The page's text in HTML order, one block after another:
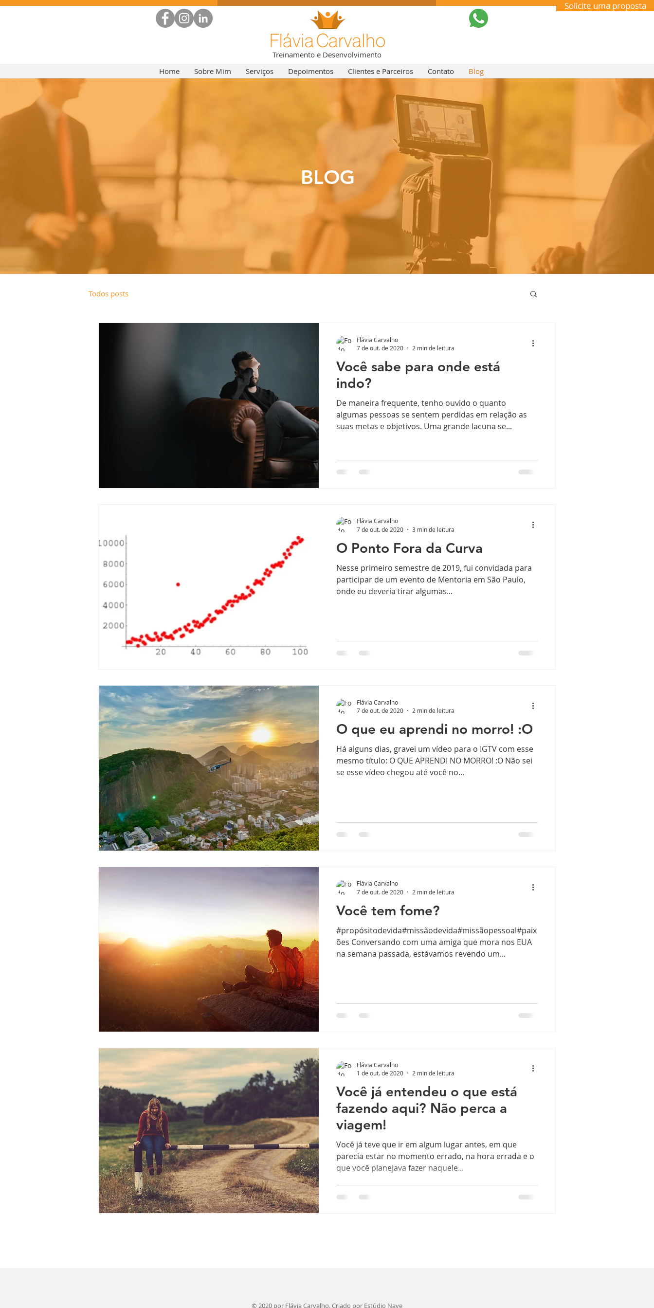
Solicite uma proposta
Treinamento e Desenvolvimento
Home
Sobre Mim Serviços Depoimentos Clientes e Parceiros Contato Blog
BLOG
Todos posts
Você sabe para onde está
indo?
De maneira frequente, tenho ouvido o quanto
algumas pessoas se sentem perdidas em relação as
suas metas e objetivos. Uma grande lacuna se...
Flávia Carvalho
7 de out. de 2020
2 min de leitura
O Ponto Fora da Curva
Nesse primeiro semestre de 2019, fui convidada para
participar de um evento de Mentoria em São Paulo,
onde eu deveria tirar algumas...
Flávia Carvalho
7 de out. de 2020
3 min de leitura
O que eu aprendi no morro! :O
Há alguns dias, gravei um vídeo para o IGTV com esse
mesmo título: O QUE APRENDI NO MORRO! :O Não sei
se esse vídeo chegou até você no...
Flávia Carvalho
7 de out. de 2020
2 min de leitura
Você tem fome?
#propósitodevida#missãodevida#missãopessoal#paix
ões Conversando com uma amiga que mora nos EUA
na semana passada, estávamos revendo um...
Flávia Carvalho
7 de out. de 2020
2 min de leitura
Você já entendeu o que está
fazendo aqui? Não perca a
viagem!
Você já teve que ir em algum lugar antes, em que
parecia estar no momento errado, na hora errada e o
que você planejava fazer naquele...
Flávia Carvalho
1 de out. de 2020
2 min de leitura
© 2020 por Flávia Carvalho. Criado por Estúdio Nave